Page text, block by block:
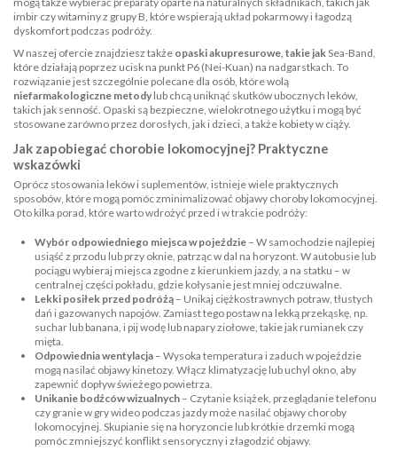
imbir czywitaminy z grupy B , które wspierają układ pokarmowy i łagodzą
dyskomfort podczas podróży.
W naszej ofercie znajdziesz także opaski akupresurowe, takie jakSea-Band,
które działają poprzez ucisk na punkt P6 (Nei-Kuan) na nadgarstkach. To
rozwiązanie jest szczególnie polecane dla osób, które wolą
niefarmakologiczne metody lub chcą uniknąć skutków ubocznych leków,
takich jak senność. Opaski są bezpieczne, wielokrotnego użytku i mogą być
stosowane zarówno przez dorosłych, jak i dzieci, a także kobiety w ciąży.
Jak zapobiegać chorobie lokomocyjnej? Praktyczne
wskazówki
Oprócz stosowania leków i suplementów, istnieje wiele praktycznych
sposobów, które mogą pomóc zminimalizować objawy choroby lokomocyjnej.
Oto kilka porad, które warto wdrożyć przed i w trakcie podróży:
Wybór odpowiedniego miejsca w pojeździe – W samochodzie najlepiej
usiąść z przodu lub przy oknie, patrząc w dal na horyzont. W autobusie lub
pociągu wybieraj miejsca zgodne z kierunkiem jazdy, a na statku – w
centralnej części pokładu, gdzie kołysanie jest mniej odczuwalne.
Lekki posiłek przed podróżą – Unikaj ciężkostrawnych potraw, tłustych
dań i gazowanych napojów. Zamiast tego postaw na lekką przekąskę, np.
suchar lub banana, i pij wodę lub napary ziołowe, takie jak rumianek czy
mięta.
Odpowiednia wentylacja – Wysoka temperatura i zaduch w pojeździe
mogą nasilać objawy kinetozy. Włącz klimatyzację lub uchyl okno, aby
zapewnić dopływ świeżego powietrza.
Unikanie bodźców wizualnych – Czytanie książek, przeglądanie telefonu
czy granie w gry wideo podczas jazdy może nasilać objawy choroby
lokomocyjnej. Skupianie się na horyzoncie lub krótkie drzemki mogą
pomóc zmniejszyć konflikt sensoryczny i złagodzić objawy.